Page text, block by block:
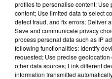
profiles to personalise content;
content; Use limited data to select
detect fraud, and fix errors; Deliver
Save and communicate privacy
process personal data such as IP
following functionalities: Identify
requested; Use precise
other data sources; Link different
information transmitted